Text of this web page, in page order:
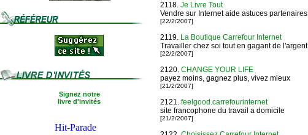
Signez notre
livre d'invités
2118. Je Livre Tout
Vendre sur Internet aide astuces partenaires
[22/2/2007]
2119. La Boutique Carrefour Internet
Travailler chez soi tout en gagant de l'argent
[22/2/2007]
2120. CHANGE YOUR LIFE
payez moins, gagnez plus, vivez mieux
[21/2/2007]
2121. feelgood.carrefourinternet
site francophone du travail a domicile
[21/2/2007]